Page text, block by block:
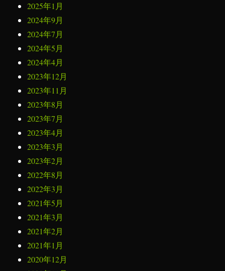
2025年1月
2024年9月
2024年7月
2024年5月
2024年4月
2023年12月
2023年11月
2023年8月
2023年7月
2023年4月
2023年3月
2023年2月
2022年8月
2022年3月
2021年5月
2021年3月
2021年2月
2021年1月
2020年12月